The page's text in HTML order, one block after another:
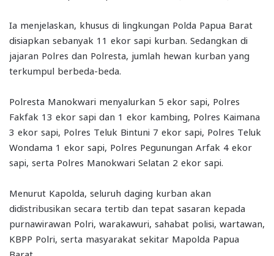
Ia menjelaskan, khusus di lingkungan Polda Papua Barat
disiapkan sebanyak 11 ekor sapi kurban. Sedangkan di
jajaran Polres dan Polresta, jumlah hewan kurban yang
terkumpul berbeda-beda.
Polresta Manokwari menyalurkan 5 ekor sapi, Polres
Fakfak 13 ekor sapi dan 1 ekor kambing, Polres Kaimana
3 ekor sapi, Polres Teluk Bintuni 7 ekor sapi, Polres Teluk
Wondama 1 ekor sapi, Polres Pegunungan Arfak 4 ekor
sapi, serta Polres Manokwari Selatan 2 ekor sapi.
Menurut Kapolda, seluruh daging kurban akan
didistribusikan secara tertib dan tepat sasaran kepada
purnawirawan Polri, warakawuri, sahabat polisi, wartawan,
KBPP Polri, serta masyarakat sekitar Mapolda Papua
Barat.